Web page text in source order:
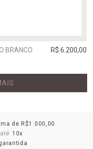
BRANCO R$ 6.200,00
de R$1.000,00
10x